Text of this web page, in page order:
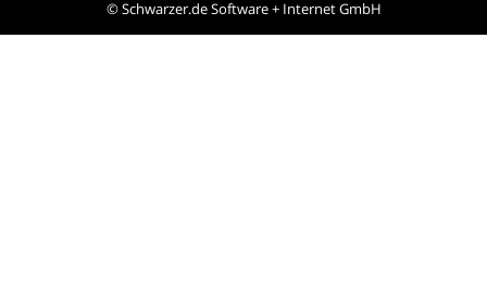
©Schwarzer.de Software + Internet GmbH